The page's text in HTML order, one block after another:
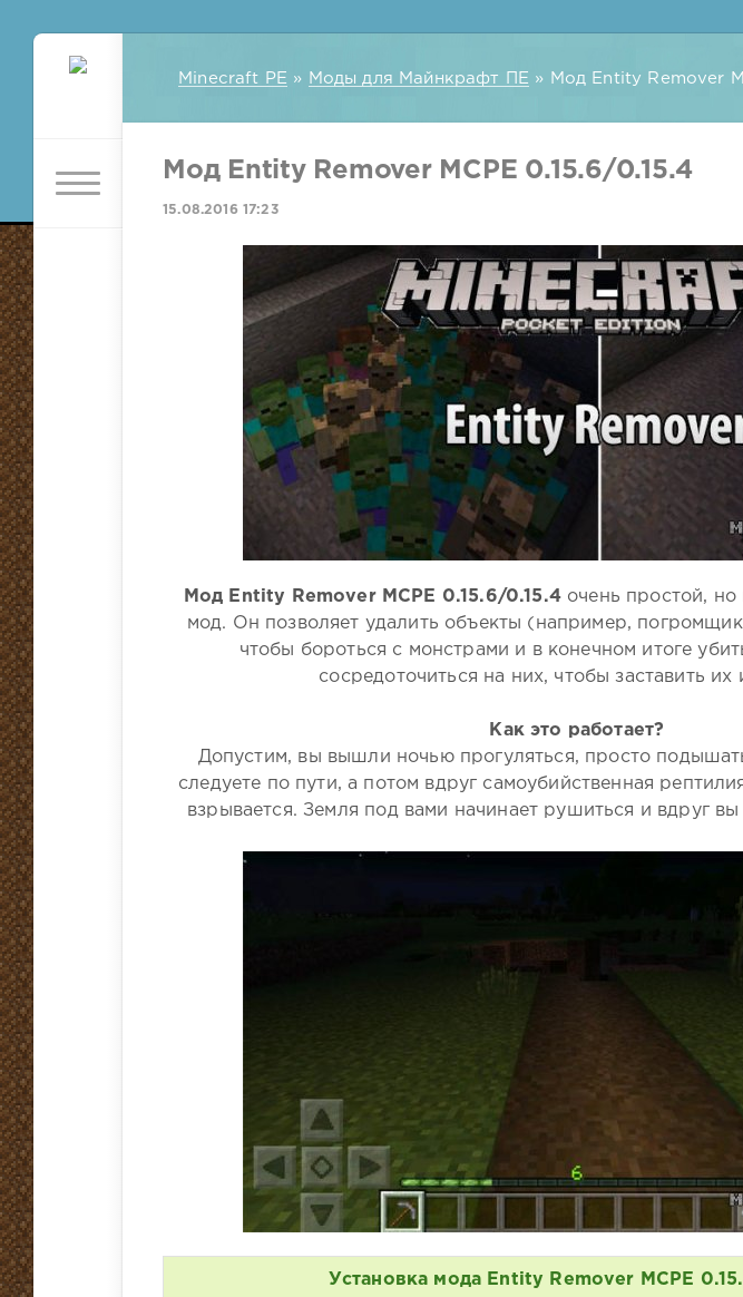
Minecraft PE » Моды для Майнкрафт ПЕ » Мод Entity Remover
Мод Entity Remover MCPE 0.15.6/0.15.4
15.08.2016 17:23
Мод Entity Remover MCPE 0.15.6/0.15.4очень простой, но
мод. Он позволяет удалить объекты (например,
чтобы бороться с монстрами и в конечном итоге
сосредоточиться на них, чтобы заставить их
Как это работает?
Допустим, вы вышли ночью прогуляться, просто
следуете по пути, а потом вдруг самоубийственная
взрывается. Земля под вами начинает рушиться и вдруг
Установка мода Entity Remover MCPE